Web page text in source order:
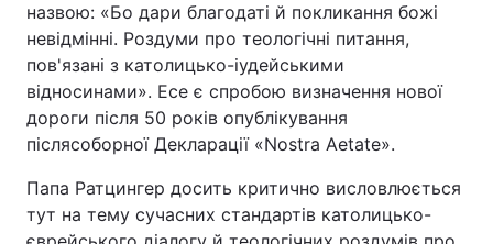
назвою: «Бо дари благодаті й покликання божі
невідмінні. Роздуми про теологічні питання,
пов'язані з католицько-іудейськими
відносинами». Есе є спробою визначення нової
дороги після 50 років опублікування
післясоборної Декларації «Nostra Aetate».
Папа Ратцингер досить критично висловлюється
тут на тему сучасних стандартів католицько-